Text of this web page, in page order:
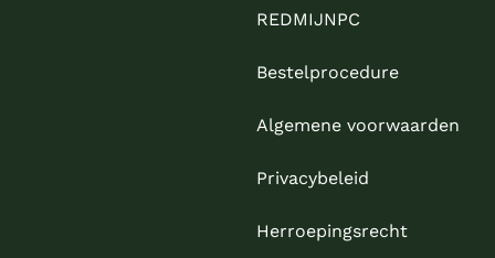
REDMIJNPC
Bestelprocedure
Algemene voorwaarden
Privacybeleid
Herroepingsrecht